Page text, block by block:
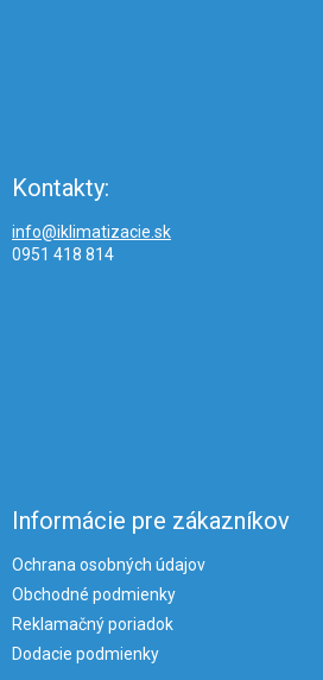
Kontakty:
info@iklimatizacie.sk
0951 418 814
Informácie pre zákazníkov
Ochrana osobných údajov
Obchodné podmienky
Reklamačný poriadok
Dodacie podmienky